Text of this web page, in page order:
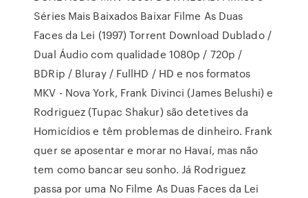
Séries Mais Baixados Baixar Filme As Duas
Faces da Lei (1997) Torrent Download Dublado /
Dual Áudio com qualidade 1080p / 720p /
BDRip / Bluray / FullHD / HD e nos formatos
MKV - Nova York, Frank Divinci (James Belushi) e
Rodriguez (Tupac Shakur) são detetives da
Homicídios e têm problemas de dinheiro. Frank
quer se aposentar e morar no Havaí, mas não
tem como bancar seu sonho. Já Rodriguez
passa por uma No Filme As Duas Faces da Lei